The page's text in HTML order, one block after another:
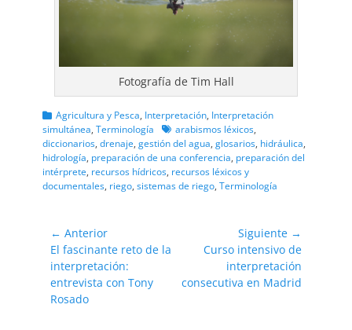
Fotografía de Tim Hall
Categorias
Agricultura y Pesca, Interpretación, Interpretación
simultánea, Terminología Etiquetas
arabismos léxicos,
diccionarios, drenaje, gestión del agua, glosarios, hidráulica,
hidrología, preparación de una conferencia, preparación del
intérprete, recursos hídricos, recursos léxicos y
documentales, riego, sistemas de riego, Terminología
Navegación
de
entradas
← Anterior
Entrada
anterior:
El fascinante reto de la
interpretación:
entrevista con Tony
Rosado
Siguiente →
EntradaCurso intensivo de
interpretación
consecutiva en Madrid